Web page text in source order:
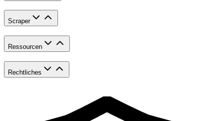
Scraper
Ressourcen
Rechtliches